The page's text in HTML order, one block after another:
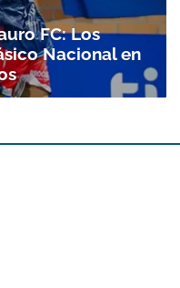
nuestro boletín.
FC: Los
Nacional en